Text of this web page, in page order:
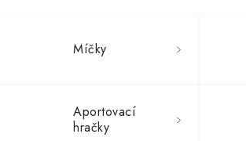
Míčky
Aportovací
hračky